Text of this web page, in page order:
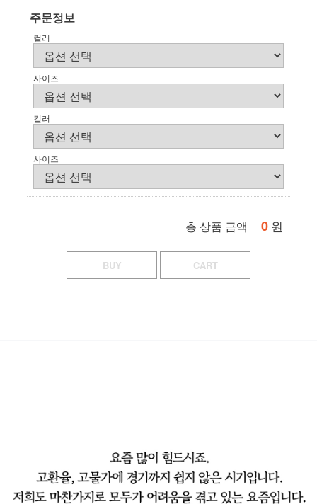
주문정보
컬러
사이즈
컬러
사이즈
총 상품 금액 0 원
BUY CART